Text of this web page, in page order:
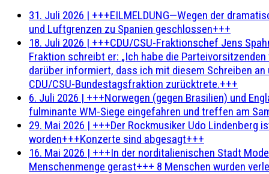
31. Juli 2026 | +++EILMELDUNG—Wegen der
und Luftgrenzen zu Spanien geschlossen+++
18. Juli 2026 | +++CDU/CSU-Fraktionschef Jens
Fraktion schreibt er: „Ich habe die
darüber informiert, dass ich mit diesem Schreiben
CDU/CSU-Bundestagsfraktion zurücktrete.+++
6. Juli 2026 | +++Norwegen (gegen Brasilien) und
fulminante WM-Siege eingefahren und treffen am
29. Mai 2026 | +++Der Rockmusiker Udo Lindenberg
worden+++Konzerte sind abgesagt+++
16. Mai 2026 | +++In der norditalienischen Stadt
Menschenmenge gerast+++ 8 Menschen wurden